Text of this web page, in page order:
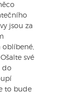
jsou za
své
do
to bude